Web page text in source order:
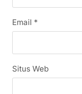
Email *
Situs Web